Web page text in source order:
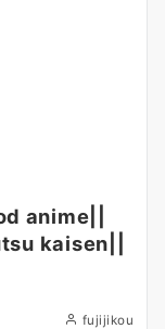
anime||
kaisen||
fujijikou